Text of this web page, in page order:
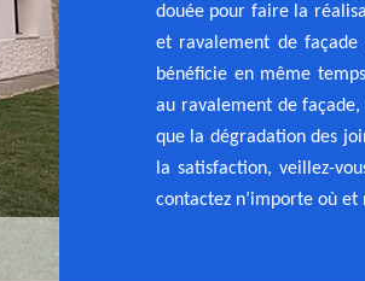
douée pour faire la
et ravalement de façade
bénéficie en même
au ravalement de
que la dégradation des
la satisfaction, veillez-
contactez n’importe où et